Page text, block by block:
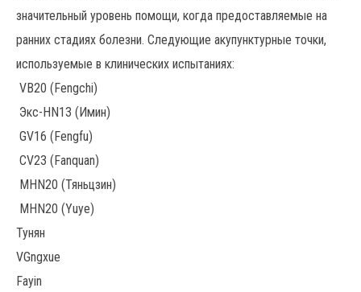
значительный уровень помощи, когда предоставляемые на
ранних стадиях болезни. Следующие акупунктурные точки,
используемые в клинических испытаниях:
VB20 (Fengchi)
Экс-HN13 (Имин)
GV16 (Fengfu)
CV23 (Fanquan)
MHN20 (Тяньцзин)
MHN20 (Yuye)
Тунян
VGngxue
Fayin